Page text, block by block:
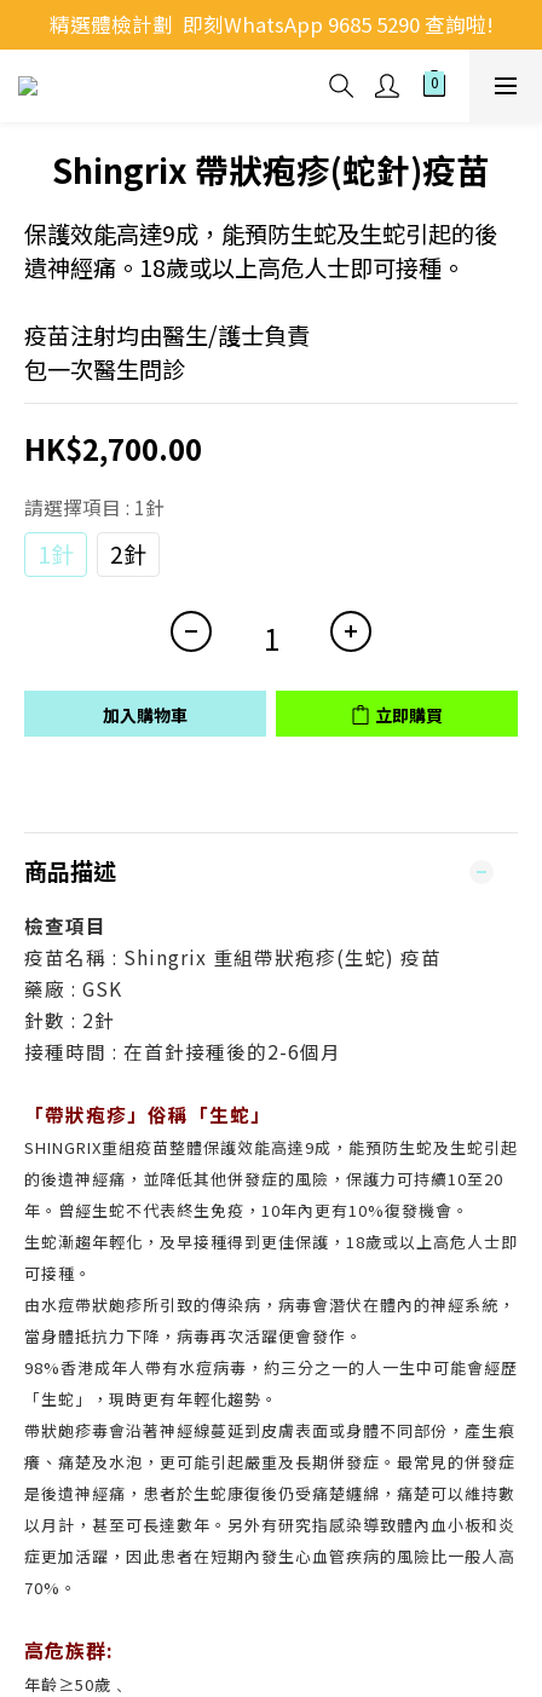
精選體檢計劃  即刻WhatsApp 9685 5290 查詢啦!
Shingrix 帶狀疱疹(蛇針)疫苗
保護效能高達9成，能預防生蛇及生蛇引起的後
遺神經痛。18歲或以上高危人士即可接種。
疫苗注射均由醫生/護士負責
包一次醫生問診
HK$2,700.00
請選擇項目 : 1針
1針 2針
加入購物車 立即購買
商品描述
檢查項目
疫苗名稱 : Shingrix 重組帶狀疱疹(生蛇) 疫苗
藥廠 : GSK
針數 : 2針
接種時間 : 在首針接種後的2-6個月
「帶狀疱疹」俗稱「生蛇」
SHINGRIX重組疫苗整體保護效能高達9成，能預防生蛇及生蛇引起
的後遺神經痛，並降低其他併發症的風險，保護力可持續10至20
年。曾經生蛇不代表終生免疫，10年內更有10%復發機會。
生蛇漸趨年輕化，及早接種得到更佳保護，18歲或以上高危人士即
可接種。
由水痘帶狀皰疹所引致的傳染病，病毒會潛伏在體內的神經系統，
當身體抵抗力下降，病毒再次活躍便會發作。
98%香港成年人帶有水痘病毒，約三分之一的人一生中可能會經歷
「生蛇」，現時更有年輕化趨勢。
帶狀皰疹毒會沿著神經線蔓延到皮膚表面或身體不同部份，產生痕
癢、痛楚及水泡，更可能引起嚴重及長期併發症。最常見的併發症
是後遺神經痛，患者於生蛇康復後仍受痛楚纏綿，痛楚可以維持數
以月計，甚至可長達數年。另外有研究指感染導致體內血小板和炎
症更加活躍，因此患者在短期內發生心血管疾病的風險比一般人高
70%。
高危族群:
年齡≥50歲﹑